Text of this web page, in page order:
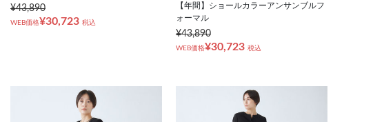
¥43,890
WEB価格¥30,723 税込
【年間】ショールカラーアンサンブルフ
ォーマル
¥43,890
WEB価格¥30,723 税込